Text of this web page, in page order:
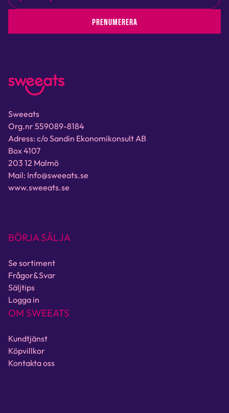
PRENUMERERA
Sweeats
Org.nr 559089-8184
Adress: c/o Sandin Ekonomikonsult AB
Box 4107
203 12 Malmö
Mail: Info@sweeats.se
www.sweeats.se
BÖRJA SÄLJA
Se sortiment
Frågor&Svar
Säljtips
Logga in
OM SWEEATS
Kundtjänst
Köpvillkor
Kontakta oss